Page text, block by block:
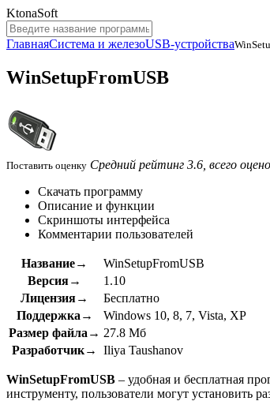
KtonaSoft
ГлавнаяСистема и железоUSB-устройства
WinSetupFromUSB
Поставить оценку Средний рейтинг 3.6, всего
Скачать программу
Описание и функции
Скриншоты интерфейса
Комментарии пользователей
Название→
WinSetupFromUSB
Версия→
1.10
Лицензия→
Бесплатно
Поддержка→
Windows 10, 8, 7, Vista, XP
Размер файла→ 27.8 Мб
Разработчик→
Iliya Taushanov
WinSetupFromUSB – удобная и бесплатная
инструменту, пользователи могут установить